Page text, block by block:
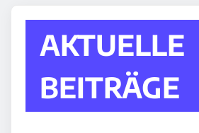
AKTUELLE
BEITRÄGE